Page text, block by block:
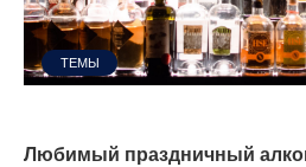
ТЕМЫ
Любимый праздничный